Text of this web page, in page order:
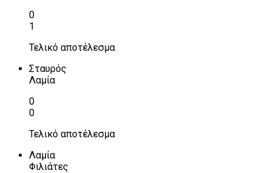
0
1
Τελικό αποτέλεσμα
Σταυρός
Λαμία
0
0
Τελικό αποτέλεσμα
Λαμία
Φιλιάτες